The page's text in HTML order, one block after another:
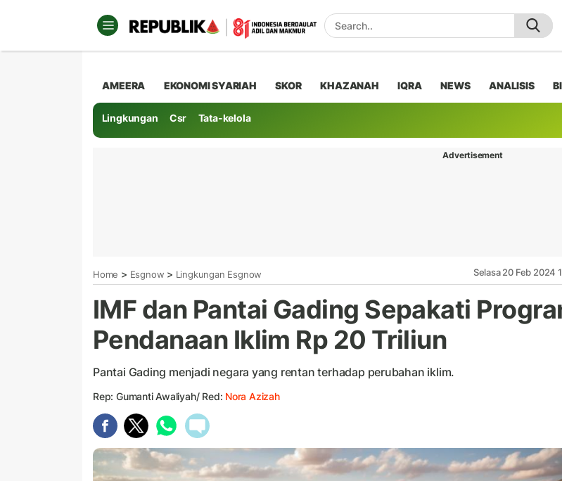
AMEERA EKONOMI SYARIAH SKOR KHAZANAH IQRA NEWS ANALISIS
Lingkungan Csr Tata-kelola
Advertisement
Home > Esgnow > Lingkungan Esgnow Selasa 20 Feb 2024
IMF dan Pantai Gading Sepakati
Pendanaan Iklim Rp 20 Triliun
Pantai Gading menjadi negara yang rentan terhadap perubahan iklim.
Rep: Gumanti Awaliyah/ Red: Nora Azizah